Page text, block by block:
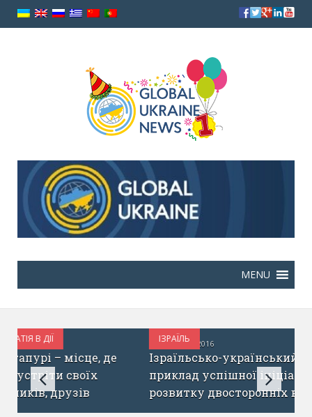
ІЗРАЇЛЬ
ГРУДЕНЬ 29, 2016
Ізраїльсько-український бізнес форум –
приклад успішної ініціативи для
розвитку двосторонніх відносин